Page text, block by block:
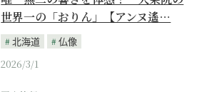
世界一の「おりん」【アンヌ遙…
北海道
仏像
2026/3/1